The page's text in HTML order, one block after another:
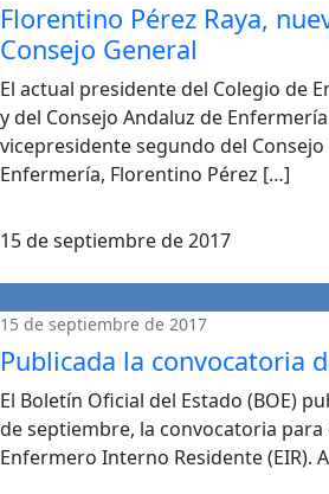
Florentino Pérez Raya,
Consejo General
El actual presidente del Colegio de
y del Consejo Andaluz de Enfermería
vicepresidente segundo del
Enfermería, Florentino Pérez […]
15 de septiembre de 2017
15 de septiembre de 2017
Publicada la convocatoria
El Boletín Oficial del Estado (BOE)
de septiembre, la convocatoria para
Enfermero Interno Residente (EIR).